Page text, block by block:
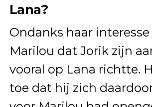
Lana?
Ondanks haar
Marilou dat Jorik zijn
vooral op Lana richtte.
toe dat hij zich